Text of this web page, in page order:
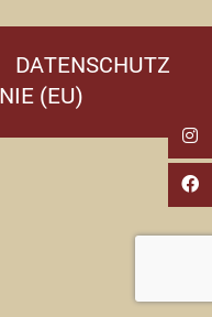
DATENSCHUTZ
(EU)